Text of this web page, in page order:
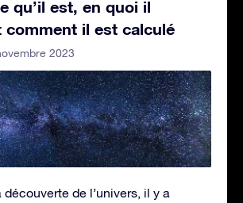
qu’il est, en quoi il
comment il est calculé
2023
découverte de l’univers, il y a